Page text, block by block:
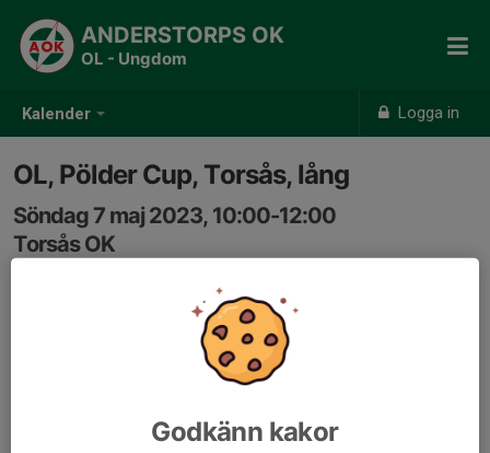
Kalender Logga in
ANDERSTORPS OK
OL - Ungdom
OL, Pölder Cup, Torsås, lång
Söndag 7 maj 2023, 10:00-12:00
Torsås OK
Godkänn kakor